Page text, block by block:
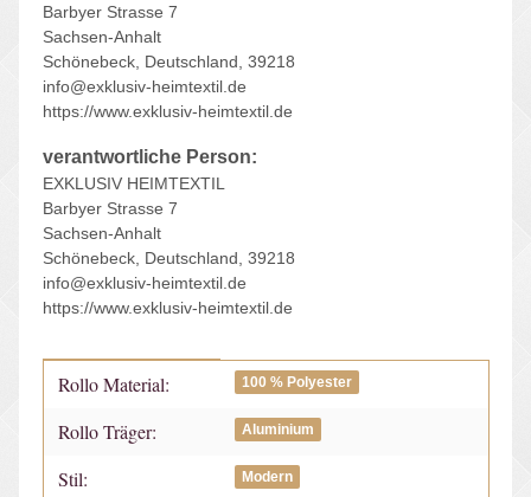
Barbyer Strasse 7
Sachsen-Anhalt
Schönebeck, Deutschland, 39218
info@exklusiv-heimtextil.de
https://www.exklusiv-heimtextil.de
verantwortliche Person:
EXKLUSIV HEIMTEXTIL
Barbyer Strasse 7
Sachsen-Anhalt
Schönebeck, Deutschland, 39218
info@exklusiv-heimtextil.de
https://www.exklusiv-heimtextil.de
Produkteigenschaft
Wert
Rollo Material: 100 % Polyester
Rollo Träger: Aluminium
Stil: Modern